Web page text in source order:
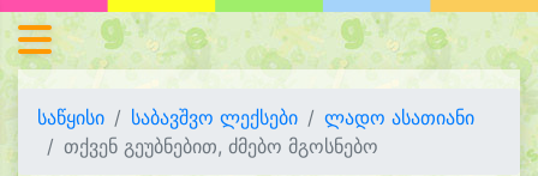
საწყისი საბავშვო ლექსები
ლადო ასათიანი
თქვენ გეუბნებით, ძმებო მგოსნებო